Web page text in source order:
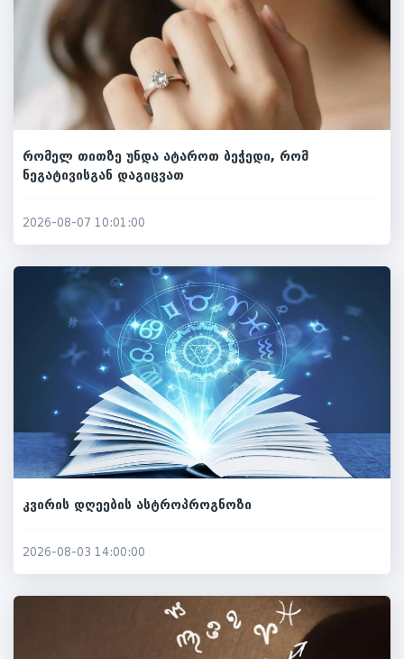
რომელ თითზე უნდა ატაროთ ბეჭედი, რომ
ნეგატივისგან დაგიცვათ
2026-08-07 10:01:00
კვირის დღეების ასტროპროგნოზი
2026-08-03 14:00:00